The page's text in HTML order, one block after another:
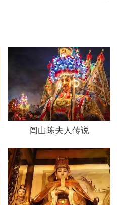
闾山陈夫人传说